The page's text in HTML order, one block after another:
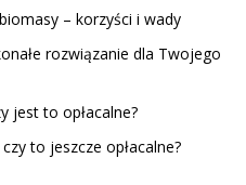
– korzyści i wady
rozwiązanie dla Twojego
jest to opłacalne?
to jeszcze opłacalne?